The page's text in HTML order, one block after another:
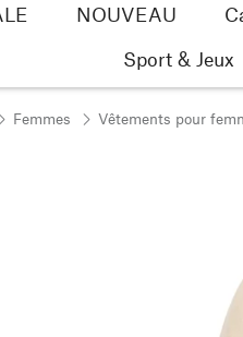
NOUVEAU
Sport & Jeux
Femmes Vêtements pour